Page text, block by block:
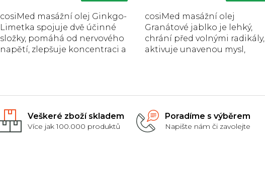
Veškeré zboží skladem
Více jak 100.000 produktů
Poradíme s výběrem
Napište nám či zavolejte
5
hvězdiček.
cosiMed masážní olej Ginkgo-
Limetka spojuje dvě účinné
složky, pomáhá od nervového
napětí, zlepšuje koncentraci a
5
hvězdiček.
cosiMed masážní olej
Granátové jablko je lehký,
chrání před volnými radikály,
aktivuje unavenou mysl,